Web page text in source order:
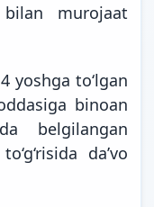
murojaat
yoshga to‘lgan
binoan
belgilangan
da’vo